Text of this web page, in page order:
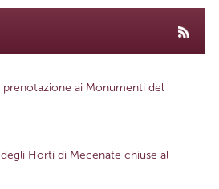
prenotazione ai Monumenti del
Horti di Mecenate chiuse al